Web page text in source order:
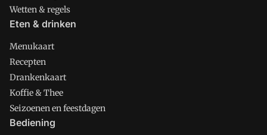
Wetten & regels
Eten & drinken
Menukaart
Recepten
Drankenkaart
Koffie & Thee
Seizoenen en feestdagen
Bediening